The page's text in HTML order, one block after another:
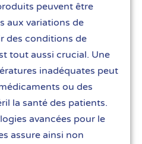
peuvent être
aux variations de
des conditions de
tout aussi crucial. Une
inadéquates peut
ou des
la santé des patients.
avancées pour le
assure ainsi non